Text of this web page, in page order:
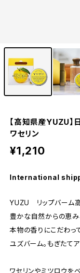
【高知県産YUZU】
ワセリン
¥1,210
International
YUZU リップバーム
豊かな自然からの恵み
本物の香りにこだわっ
ユズバーム。もぎた
ワセリンやミツロウを